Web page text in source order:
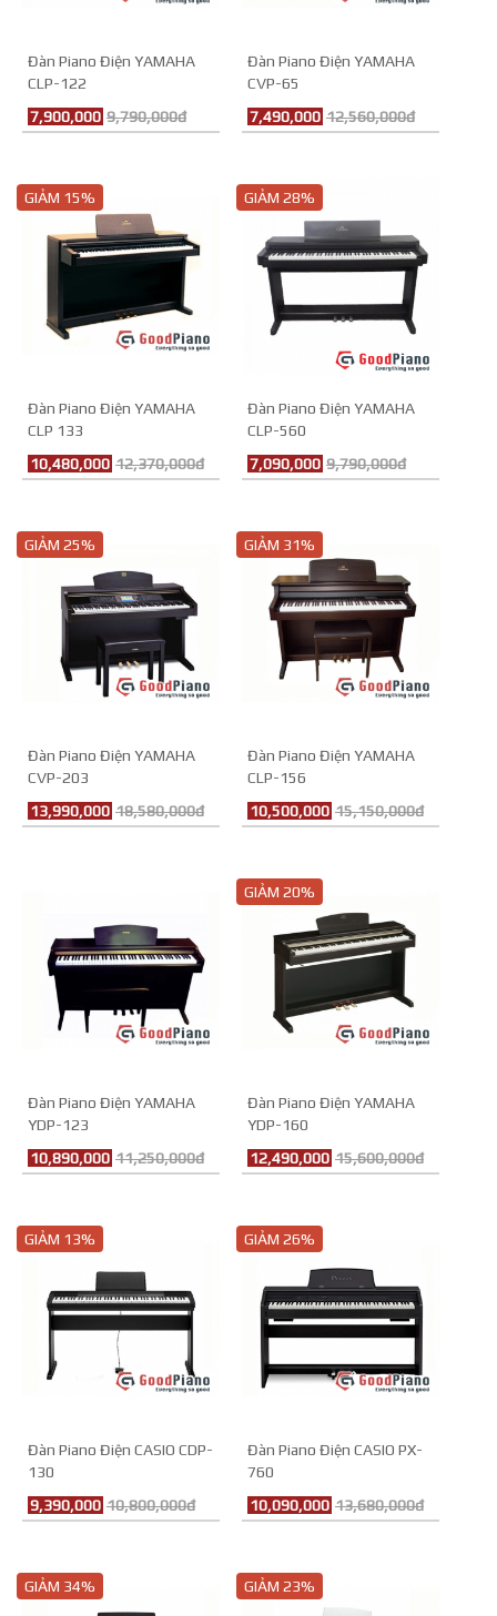
Đàn Piano Điện YAMAHA
CLP-122
7,900,000 9,790,000đ
Đàn Piano Điện YAMAHA
CVP-65
7,490,000 12,560,000đ
GIẢM 15%
Đàn Piano Điện YAMAHA
CLP 133
10,480,000 12,370,000đ
GIẢM 28%
Đàn Piano Điện YAMAHA
CLP-560
7,090,000 9,790,000đ
GIẢM 25%
Đàn Piano Điện YAMAHA
CVP-203
13,990,000 18,580,000đ
GIẢM 31%
Đàn Piano Điện YAMAHA
CLP-156
10,500,000 15,150,000đ
Đàn Piano Điện YAMAHA
YDP-123
10,890,000 11,250,000đ
GIẢM 20%
Đàn Piano Điện YAMAHA
YDP-160
12,490,000 15,600,000đ
GIẢM 13%
Đàn Piano Điện CASIO CDP-
130
9,390,000 10,800,000đ
GIẢM 26%
Đàn Piano Điện CASIO PX-
760
10,090,000 13,680,000đ
GIẢM 34% GIẢM 23%